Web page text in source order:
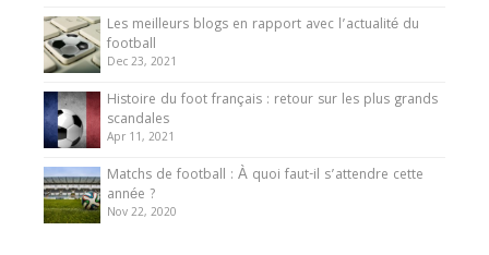
Les meilleurs blogs en rapport avec l’actualité du
football
Dec 23, 2021
Histoire du foot français : retour sur les plus grands
scandales
Apr 11, 2021
Matchs de football : À quoi faut-il s’attendre cette
année ?
Nov 22, 2020